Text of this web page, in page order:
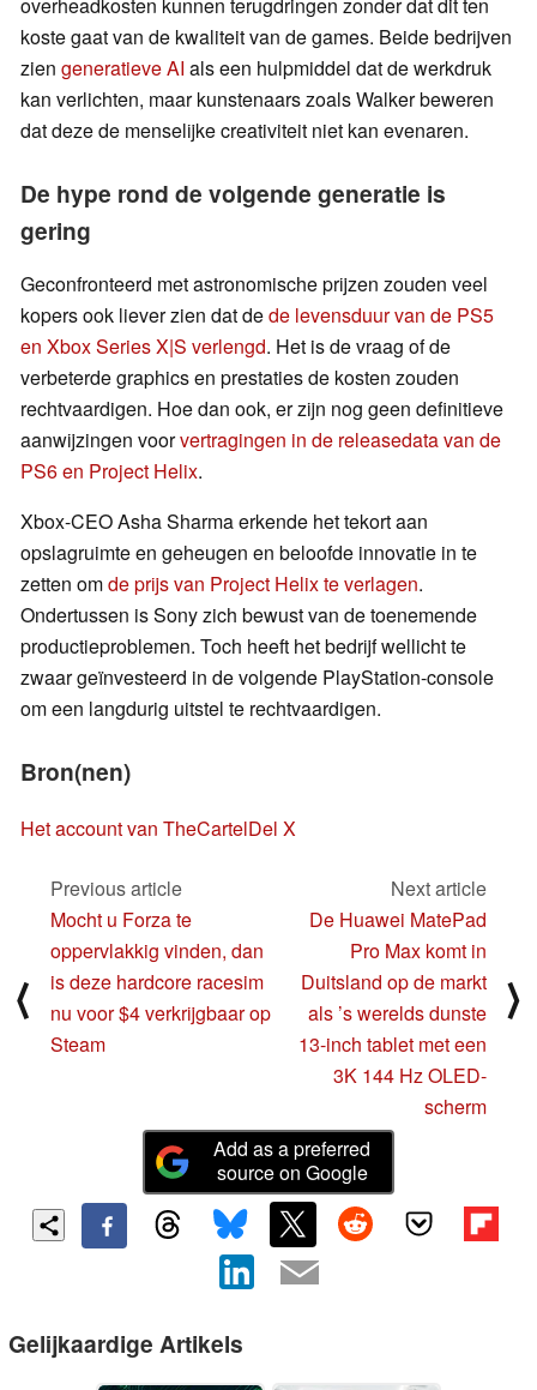
koste gaat van de kwaliteit van de games. Beide bedrijven
zien generatieve AI als een hulpmiddel dat de werkdruk
kan verlichten, maar kunstenaars zoals Walker beweren
dat deze de menselijke creativiteit niet kan evenaren.
De hype rond de volgende generatie is
gering
Geconfronteerd met astronomische prijzen zouden veel
kopers ook liever zien dat dede levensduur van de PS5
en Xbox Series X|S verlengd. Het is de vraag of de
verbeterde graphics en prestaties de kosten zouden
rechtvaardigen. Hoe dan ook, er zijn nog geen definitieve
aanwijzingen voorvertragingen in de releasedata van de
PS6 en Project Helix.
Xbox-CEO Asha Sharma erkende het tekort aan
opslagruimte en geheugen en beloofde innovatie in te
zetten omde prijs van Project Helix te verlagen.
Ondertussen is Sony zich bewust van de toenemende
productieproblemen. Toch heeft het bedrijf wellicht te
zwaar geïnvesteerd in de volgende PlayStation-console
om een langdurig uitstel te rechtvaardigen.
Bron(nen)
Het account van TheCartelDel X
⟨
Previous article
Mocht u Forza te
oppervlakkig vinden, dan
is deze hardcore racesim
nu voor $4 verkrijgbaar op
Steam
Next article
De Huawei MatePad
Pro Max komt in
Duitsland op de markt
als ’s werelds dunste
13-inch tablet met een
3K 144 Hz OLED-
scherm
⟩
Add as a preferred
source on Google
Gelijkaardige Artikels